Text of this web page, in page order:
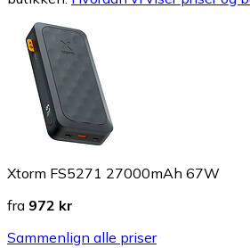
Xtorm FS5271 27000mAh 67W
fra 972 kr
Sammenlign alle priser